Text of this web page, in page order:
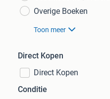
Overige Boeken
Toon meer
Direct Kopen
Direct Kopen
Conditie